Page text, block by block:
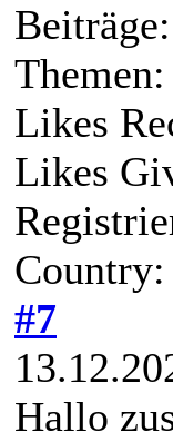
Likes
Likes
Country:
#7
Hallo